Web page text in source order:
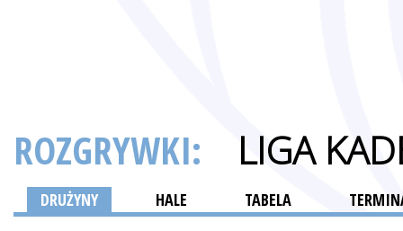
ROZGRYWKI: LIGA
DRUŻYNY HALE TABELA